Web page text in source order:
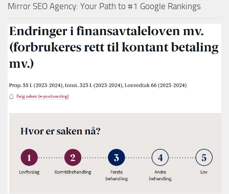
Mirror SEO Agency: Your Path to #1 Google Rankings